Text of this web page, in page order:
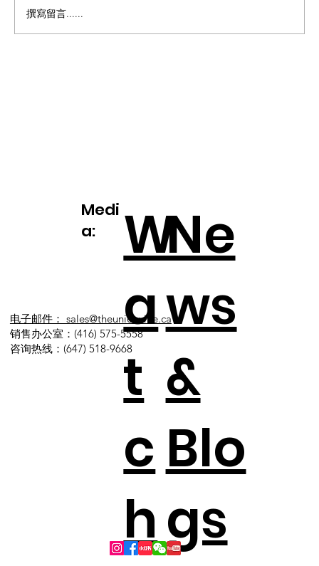
撰寫留言......
电子邮件： sales@theunionville.ca
销售办公室：(416) 575-5558
咨询热线：(647) 518-9668​
W
a
t
c
h
Medi
a:
Ne
ws
&
Blo
gs